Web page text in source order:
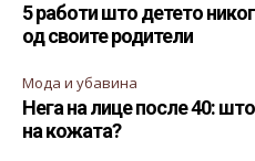
5 работи што детето
од своите родители
Мода и убавина
Нега на лице после 40:
на кожата?